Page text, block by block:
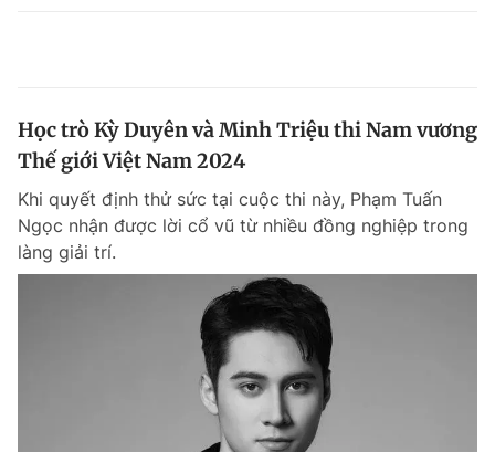
Học trò Kỳ Duyên và Minh Triệu thi Nam vương
Thế giới Việt Nam 2024
Khi quyết định thử sức tại cuộc thi này, Phạm Tuấn
Ngọc nhận được lời cổ vũ từ nhiều đồng nghiệp trong
làng giải trí.